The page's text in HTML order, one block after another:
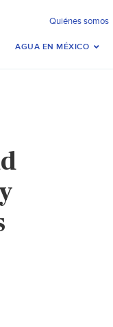
Quiénes somos
AGUA EN MÉXICO